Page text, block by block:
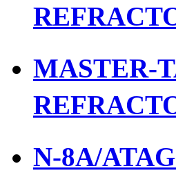
MASTER-
N-8A/